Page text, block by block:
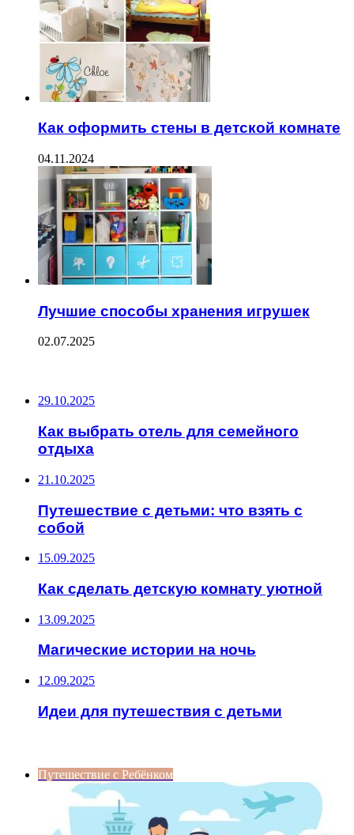
Как оформить стены в детской комнате
04.11.2024
Лучшие способы хранения игрушек
02.07.2025
29.10.2025
Как выбрать отель для семейного
отдыха
21.10.2025
Путешествие с детьми: что взять с
собой
15.09.2025
Как сделать детскую комнату уютной
13.09.2025
Магические истории на ночь
12.09.2025
Идеи для путешествия с детьми
Путешествие с Ребёнком